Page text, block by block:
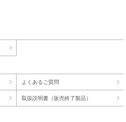
よくあるご質問
取扱説明書（販売終了製品）